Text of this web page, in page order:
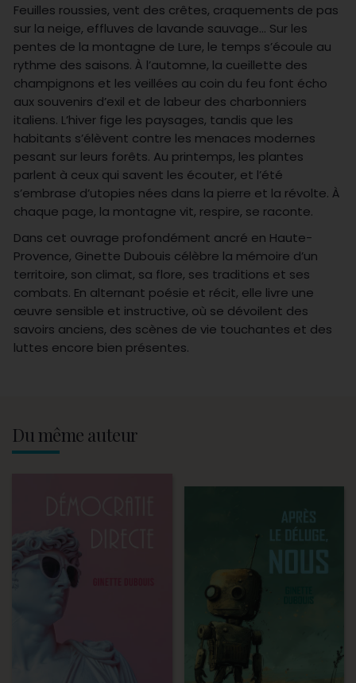
Feuilles roussies, vent des crêtes, craquements de pas
sur la neige, effluves de lavande sauvage… Sur les
pentes de la montagne de Lure, le temps s’écoule au
rythme des saisons. À l’automne, la cueillette des
champignons et les veillées au coin du feu font écho
aux souvenirs d’exil et de labeur des charbonniers
italiens. L’hiver fige les paysages, tandis que les
habitants s’élèvent contre les menaces modernes
pesant sur leurs forêts. Au printemps, les plantes
parlent à ceux qui savent les écouter, et l’été
s’embrase d’utopies nées dans la pierre et la révolte. À
chaque page, la montagne vit, respire, se raconte.
Dans cet ouvrage profondément ancré en Haute-
Provence, Ginette Dubouis célèbre la mémoire d’un
territoire, son climat, sa flore, ses traditions et ses
combats. En alternant poésie et récit, elle livre une
œuvre sensible et instructive, où se dévoilent des
savoirs anciens, des scènes de vie touchantes et des
luttes encore bien présentes.
Du même auteur